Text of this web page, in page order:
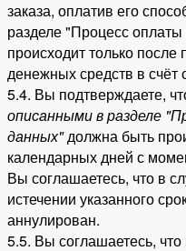
заказа, оплатив его
разделе "Процесс
происходит только
денежных средств в счёт
5.4. Вы подтверждаете,
описанными в разделе
данных"должна быть
календарных дней с
Вы соглашаетесь, что в
истечении указанного
аннулирован.
5.5. Вы соглашаетесь,